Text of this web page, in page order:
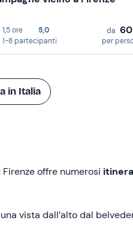
1,5 ore
5,0
1-8 partecipanti
da
per
in Italia
offre numerosi
vista dall’alto dal